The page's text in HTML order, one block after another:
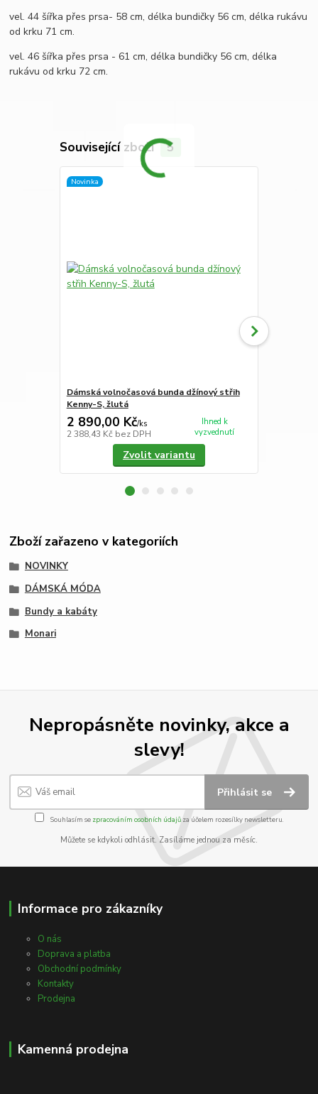
vel. 44 šířka přes prsa- 58 cm, délka bundičky 56 cm, délka rukávu
od krku 71 cm.
vel. 46 šířka přes prsa - 61 cm, délka bundičky 56 cm, délka
rukávu od krku 72 cm.
Související zboží 5
Novinka
Dámská volnočasová bunda džínový střih
Kenny-S, žlutá
2 890,00 Kč/ks
2 388,43 Kč bez DPH
Ihned k
vyzvednutí
Zvolit variantu
Zboží zařazeno v kategoriích
NOVINKY
DÁMSKÁ MÓDA
Bundy a kabáty
Monari
Nepropásněte novinky, akce a
slevy!
Přihlásit se
Souhlasím se zpracováním osobních údajůza účelem rozesílky newsletteru.
Můžete se kdykoli odhlásit. Zasíláme jednou za měsíc.
Informace pro zákazníky
O nás
Doprava a platba
Obchodní podmínky
Kontakty
Prodejna
Kamenná prodejna